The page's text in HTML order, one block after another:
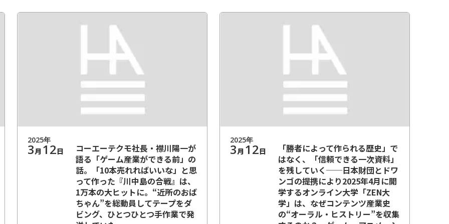
2025年
3月 12日
コーエーテクモ社長・襟川陽一が
語る「ゲーム産業ができる前」の
話。「10本売れればいいな」と思
って作った『川中島の合戦』は、
1万本の大ヒットに。“近所のおば
ちゃん”を総動員してテープをダ
ビング、ひとつひとつ手作業で発
2025年
3月 12日
「勝者によって作られる歴史」で
はなく、「信頼できる一次資料」
を残していく──日本財団とドワ
ンゴの提携により2025年4月に開
学するオンライン大学「ZEN大
学」は、なぜコンテンツ産業史
の“オーラル・ヒストリー”を収集